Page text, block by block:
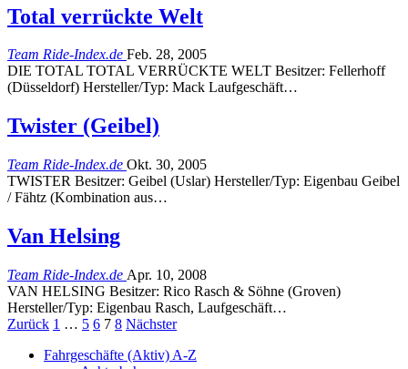
Total verrückte Welt
Team Ride-Index.de Feb. 28, 2005
DIE TOTAL TOTAL VERRÜCKTE WELT Besitzer: Fellerhoff
(Düsseldorf) Hersteller/Typ: Mack Laufgeschäft…
Twister (Geibel)
Team Ride-Index.de Okt. 30, 2005
TWISTER Besitzer: Geibel (Uslar) Hersteller/Typ: Eigenbau Geibel
/ Fähtz (Kombination aus…
Van Helsing
Team Ride-Index.de Apr. 10, 2008
VAN HELSING Besitzer: Rico Rasch & Söhne (Groven)
Hersteller/Typ: Eigenbau Rasch, Laufgeschäft…
Zurück 1 … 5 6 7 8 Nächster
Fahrgeschäfte (Aktiv) A-Z